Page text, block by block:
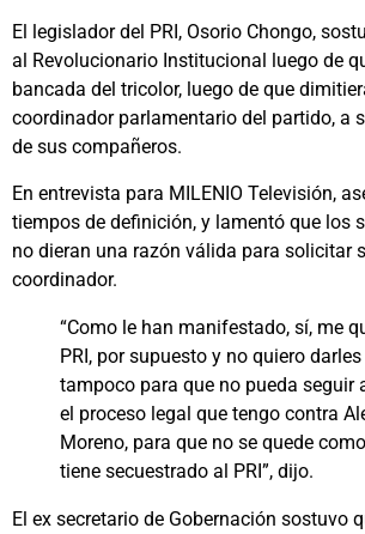
El legislador del PRI, Osorio Chongo,
al Revolucionario Institucional luego de
bancada del tricolor, luego de que
coordinador parlamentario del partido, a
de sus compañeros.
En entrevista para MILENIO Televisión,
tiempos de definición, y lamentó que los
no dieran una razón válida para solicitar
coordinador.
“Como le han manifestado, sí, me
PRI, por supuesto y no quiero
tampoco para que no pueda seguir
el proceso legal que tengo contra
Moreno, para que no se quede
tiene secuestrado al PRI”, dijo.
El ex secretario de Gobernación sostuvo